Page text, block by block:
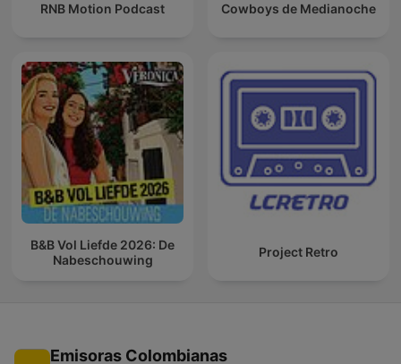
RNB Motion Podcast Cowboys de Medianoche
B&B Vol Liefde 2026: De
Nabeschouwing
Project Retro
Emisoras Colombianas